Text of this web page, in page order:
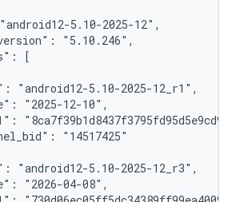
5.10-2025-12",
"5.10.246",
[
"android12-5.10-2025-12_r1",
"2025-12-10",
"14517425"
"android12-5.10-2025-12_r3",
"2026-04-08",